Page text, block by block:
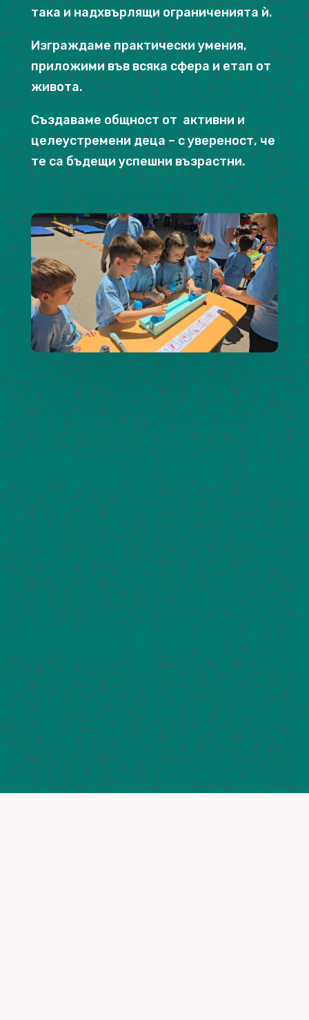
така и надхвърлящи ограниченията ѝ.
Изграждаме практически умения,
приложими във всяка сфера и етап от
живота.
Създаваме общност от активни и
целеустремени деца – с увереност, че
те са бъдещи успешни възрастни.